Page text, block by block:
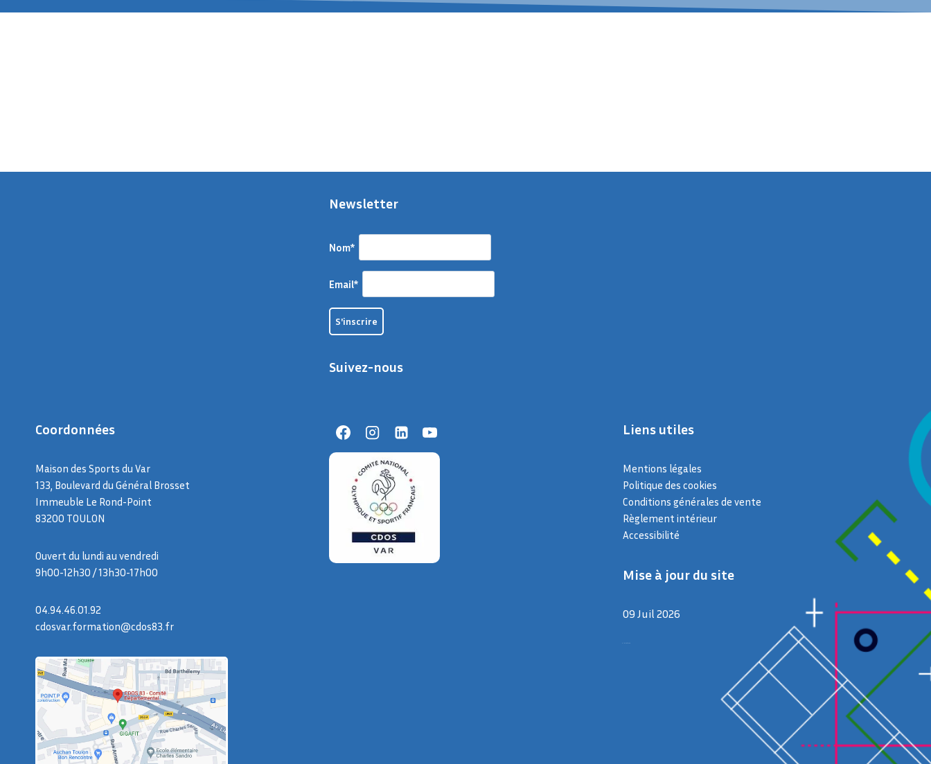
Newsletter
Nom*
Email*
Suivez-nous
Coordonnées
Maison des Sports du Var
133, Boulevard du Général Brosset
Immeuble Le Rond-Point
83200 TOULON
Ouvert du lundi au vendredi
9h00-12h30 / 13h30-17h00
04.94.46.01.92
cdosvar.formation@cdos83.fr
Liens utiles
Mentions légales
Politique des cookies
Conditions générales de vente
Règlement intérieur
Accessibilité
Mise à jour du site
09 Juil 2026